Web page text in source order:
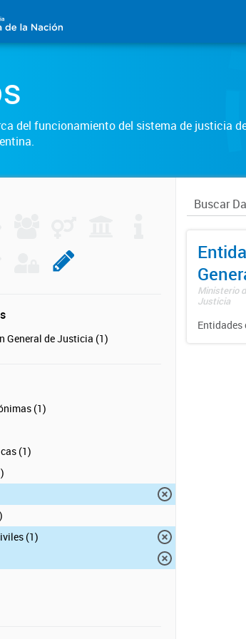
del funcionamiento del sistema de justicia
General de Justicia (1)
(1)
(1)
(1)
Ministerio
Justicia
Entidades